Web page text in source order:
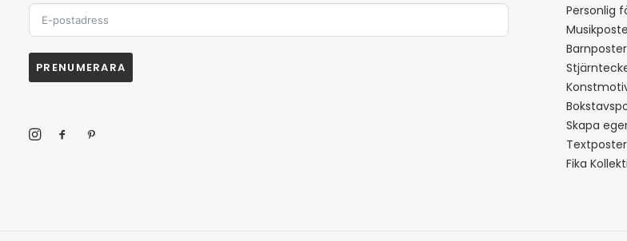
PRENUMERARA
Personlig
Skapa
Textposter
Fika